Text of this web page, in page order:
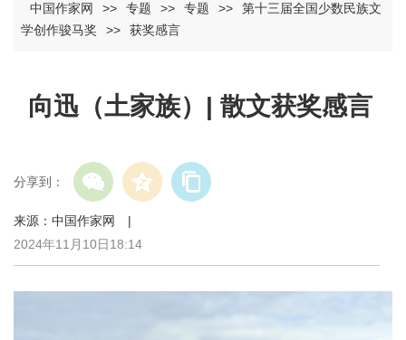
中国作家网 >> 专题 >> 专题 >>
第十三届全国少数民族文
学创作骏马奖
>> 获奖感言
向迅（土家族）| 散文获奖感言
分享到：
来源：中国作家网 |
2024年11月10日18:14